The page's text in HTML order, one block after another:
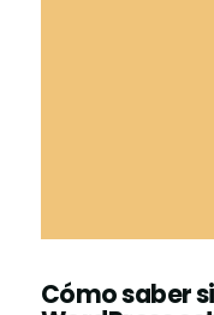
Cómo saber